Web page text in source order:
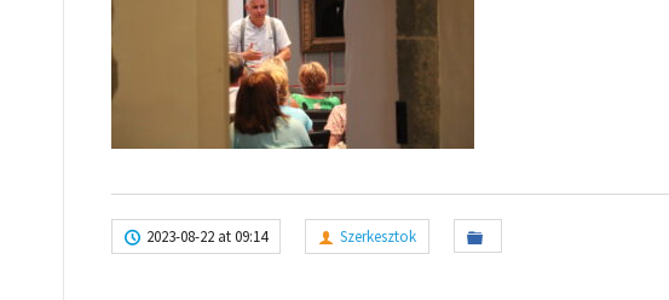
2023-08-22 at 09:14 Szerkesztok